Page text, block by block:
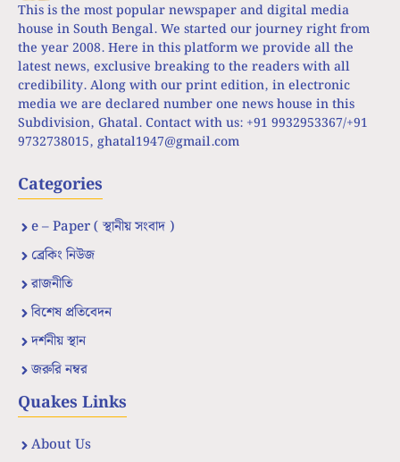
This is the most popular newspaper and digital media
house in South Bengal. We started our journey right from
the year 2008. Here in this platform we provide all the
latest news, exclusive breaking to the readers with all
credibility. Along with our print edition, in electronic
media we are declared number one news house in this
Subdivision, Ghatal. Contact with us: +91 9932953367/+91
9732738015, ghatal1947@gmail.com
Categories
e – Paper ( স্থানীয় সংবাদ )
ব্রেকিং নিউজ
রাজনীতি
বিশেষ প্রতিবেদন
দর্শনীয় স্থান
জরুরি নম্বর
Quakes Links
About Us